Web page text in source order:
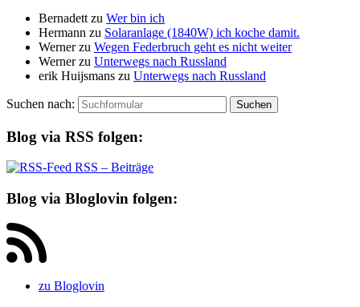
Bernadett zu Wer bin ich
Hermann zu Solaranlage (1840W) ich koche damit.
Wernerzu Wegen Federbruch geht es nicht weiter
Wernerzu Unterwegs nach Russland
erik Huijsmans zu Unterwegs nach Russland
Suchen nach:
Blog via RSS folgen:
RSS – Beiträge
Blog via Bloglovin folgen:
zu Bloglovin